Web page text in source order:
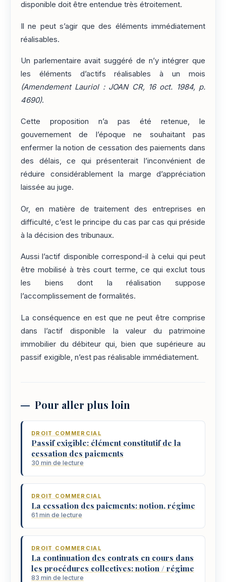
disponible doit être entendue très étroitement.
Il ne peut s’agir que des éléments immédiatement
réalisables.
Un parlementaire avait suggéré de n’y intégrer que
les éléments d’actifs réalisables à un mois
(Amendement Lauriol : JOAN CR, 16 oct. 1984, p.
4690).
Cette proposition n’a pas été retenue, le
gouvernement de l’époque ne souhaitant pas
enfermer la notion de cessation des paiements dans
des délais, ce qui présenterait l’inconvénient de
réduire considérablement la marge d’appréciation
laissée au juge.
Or, en matière de traitement des entreprises en
difficulté, c’est le principe du cas par cas qui préside
à la décision des tribunaux.
Aussi l’actif disponible correspond-il à celui qui peut
être mobilisé à très court terme, ce qui exclut tous
les biens dont la réalisation suppose
l’accomplissement de formalités.
La conséquence en est que ne peut être comprise
dans l’actif disponible la valeur du patrimoine
immobilier du débiteur qui, bien que supérieure au
passif exigible, n’est pas réalisable immédiatement.
Pour aller plus loin
DROIT COMMERCIAL
Passif exigible: élément constitutif de la
cessation des paiements
30 min de lecture
DROIT COMMERCIAL
La cessation des paiements: notion, régime
61 min de lecture
DROIT COMMERCIAL
La continuation des contrats en cours dans
les procédures collectives: notion / régime
83 min de lecture